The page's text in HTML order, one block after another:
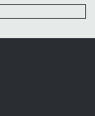
অনুমতি দেওয়ায়
সংঘর্ষ, আহত অন্তত ১০
১০৮৩